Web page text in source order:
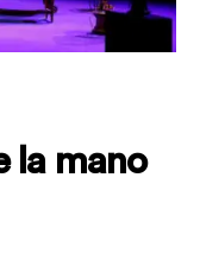
la mano